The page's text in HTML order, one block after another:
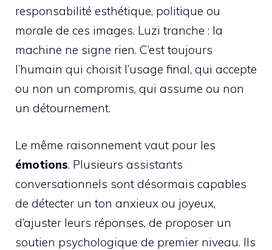
responsabilité esthétique, politique ou
morale de ces images. Luzi tranche : la
machine ne signe rien. C’est toujours
l’humain qui choisit l’usage final, qui accepte
ou non un compromis, qui assume ou non
un détournement.
Le même raisonnement vaut pour les
émotions. Plusieurs assistants
conversationnels sont désormais capables
de détecter un ton anxieux ou joyeux,
d’ajuster leurs réponses, de proposer un
soutien psychologique de premier niveau. Ils